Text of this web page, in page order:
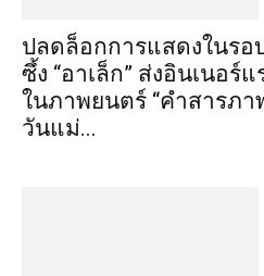
ปลดล็อกการแสดงในรอ
ซึ้ง “อาเล็ก” ส่งอินเนอร์
ในภาพยนตร์ “คำสารภ
วันแม่...